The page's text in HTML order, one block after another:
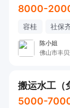
8000-
容桂 社保
陈小姐
佛山市丰
5000-